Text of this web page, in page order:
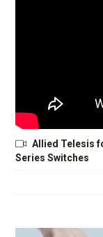
Allied Telesis
Series Switches